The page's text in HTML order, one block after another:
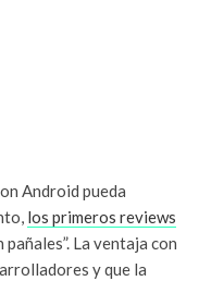
Android pueda
los primeros reviews
pañales”. La ventaja con
y que la